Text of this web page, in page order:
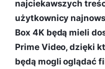
najciekawszych
użytkownicy
Box 4K będą mieli
Prime Video, dzięki
będą mogli oglądać